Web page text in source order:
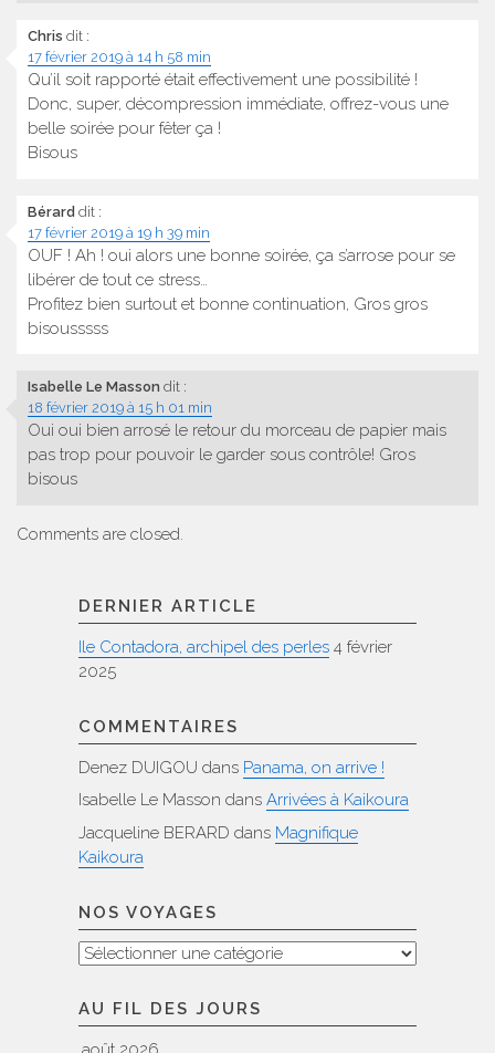
Chris dit :
17 février 2019 à 14 h 58 min
Qu’il soit rapporté était effectivement une possibilité !
Donc, super, décompression immédiate, offrez-vous une
belle soirée pour fêter ça !
Bisous
Bérard dit :
17 février 2019 à 19 h 39 min
OUF ! Ah ! oui alors une bonne soirée, ça s’arrose pour se
libérer de tout ce stress…
Profitez bien surtout et bonne continuation, Gros gros
bisousssss
Isabelle Le Masson dit :
18 février 2019 à 15 h 01 min
Oui oui bien arrosé le retour du morceau de papier mais
pas trop pour pouvoir le garder sous contrôle! Gros
bisous
Comments are closed.
DERNIER ARTICLE
Ile Contadora, archipel des perles 4 février
2025
COMMENTAIRES
Denez DUIGOU dans Panama, on arrive !
Isabelle Le Masson dans Arrivées à Kaikoura
Jacqueline BERARD dans Magnifique
Kaikoura
NOS VOYAGES
Nos
AU FIL DES JOURS